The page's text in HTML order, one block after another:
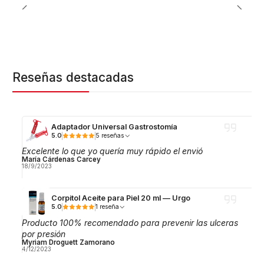
Reseñas destacadas
Adaptador Universal Gastrostomía
5.0 5 reseñas
Excelente lo que yo quería muy rápido el envió
María Cárdenas Carcey
18/9/2023
Corpitol Aceite para Piel 20 ml — Urgo
5.0 1 reseña
Producto 100% recomendado para prevenir las ulceras
por presión
Myriam Droguett Zamorano
4/12/2023